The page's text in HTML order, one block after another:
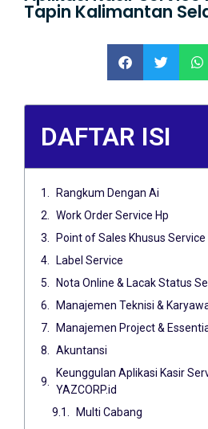
Tapin Kalimantan
DAFTAR ISI
Rangkum Dengan Ai
Work Order Service Hp
Point of Sales Khusus Service
Label Service
Nota Online & Lacak Status
Manajemen Teknisi &
Manajemen Project &
Akuntansi
Keunggulan Aplikasi Kasir
YAZCORP.id
Multi Cabang